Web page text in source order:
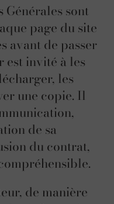
Générales sont
page du site
avant de passer
est invité à les
les
une copie. Il
de sa
du contrat,
de manière